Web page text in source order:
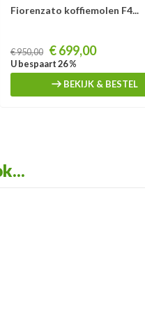
Fiorenzato koffiemolen F4...
Prijs
€ 950,00 € 699,00
U bespaart 26 %
BEKIJK & BESTEL